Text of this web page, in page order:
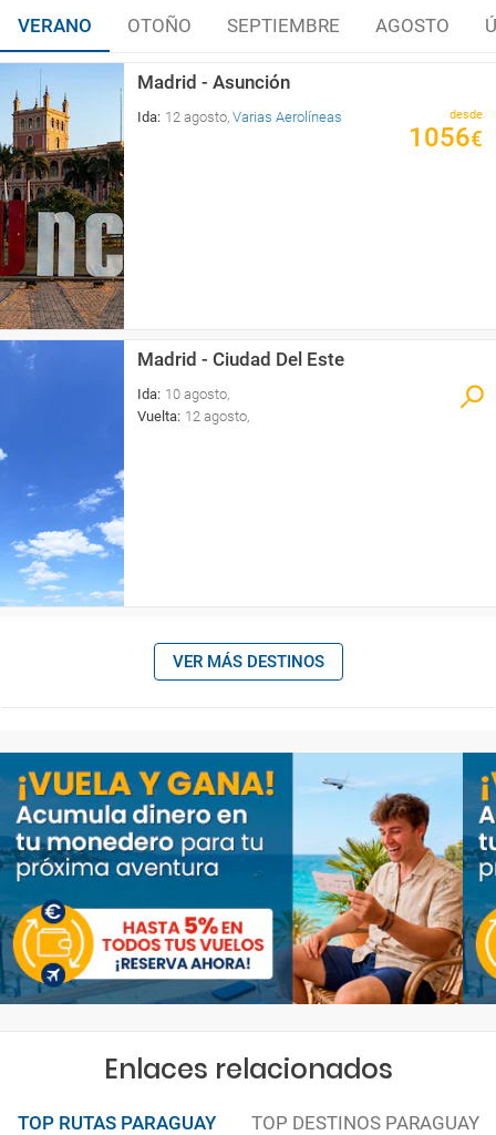
VERANO OTOÑO SEPTIEMBRE AGOSTO
Madrid - Asunción
Ida: 12 agosto, Varias Aerolíneas desde
1056€
Madrid - Ciudad Del Este
Ida: 10 agosto,
Vuelta: 12 agosto,
VER MÁS DESTINOS
Enlaces relacionados
TOP RUTAS PARAGUAY TOP DESTINOS PARAGUAY